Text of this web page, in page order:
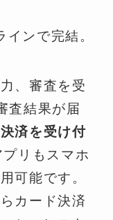
ンで完結。
、審査を受
査結果が届
済を受け付
リもスマホ
可能です。
カード決済